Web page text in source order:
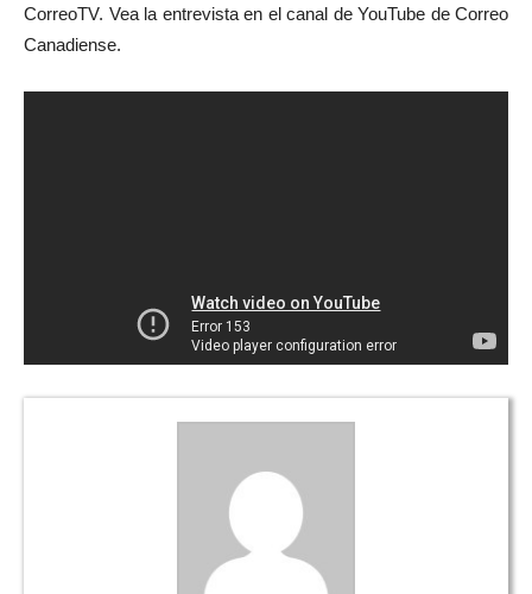
CorreoTV. Vea la entrevista en el canal de YouTube de Correo
Canadiense.